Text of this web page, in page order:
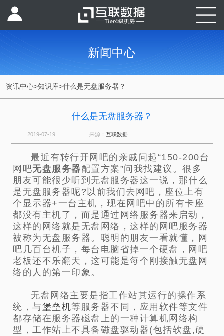
新闻中心
资讯中心>知识库>什么是无盘服务器？
什么是无盘服务器？
2019-07-19 来源： 互联数据
最近有转行开网吧的亲戚问起“150-200台
网吧无盘服务器配置方案”问我找建议。很多
朋友可能很少听到无盘服务器这一说，那什么
是无盘服务器呢?以前我们去网吧，座位上有
个显示器+一台主机，现在网吧中的所有卡座
都没有主机了，而是通过网络服务器来启动，
这样的网络就是无盘网络，这样的网吧服务器
被称为无盘服务器。聪明的朋友一看就懂，网
吧几百台机子，每台电脑省掉一个硬盘，网吧
老板还不乐翻天，这可能是每个刚接触无盘网
络的人的第一印象。
无盘网络主要是指工作站其运行的操作系
统，与堡垒机等服务器不同，应用软件等文件
都存储在服务器磁盘上的一种计算机网络构
型，工作站上不具备磁盘驱动器(包括软盘,硬